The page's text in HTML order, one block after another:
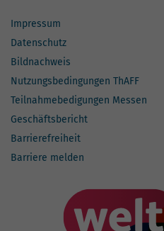
Impressum
Datenschutz
Bildnachweis
Nutzungsbedingungen ThAFF
Teilnahmebedigungen Messen
Geschäftsbericht
Barrierefreiheit
Barriere melden